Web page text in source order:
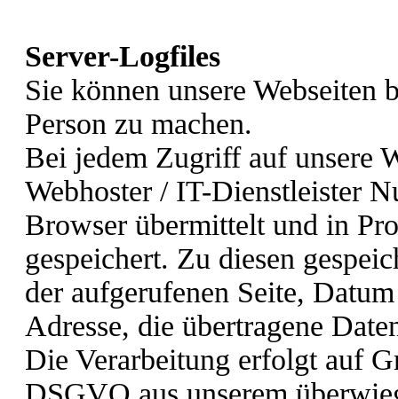
Server-Logfiles
Sie können unsere Webseiten
Person zu machen.
Bei jedem Zugriff auf unsere
Webhoster / IT-Dienstleister
Browser übermittelt und in
gespeichert. Zu diesen
der aufgerufenen Seite,
Adresse, die übertragene
Die Verarbeitung erfolgt auf